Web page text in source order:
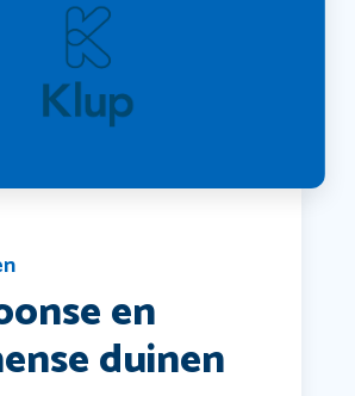
en
duinen